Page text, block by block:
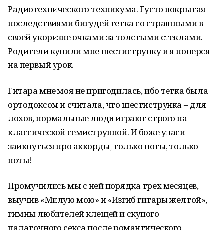
Радиотехнического техникума. Густо покрытая
последствиями бигудей тетка со страшными в
своей укоризне очками за толстыми стеклами.
Родители купили мне шестиструнку и я поперся
на первый урок.
Гитара мне моя не пригодилась, ибо тетка была
ортодоксом и считала, что шестиструнка – для
лохов, нормальные люди играют строго на
классической семиструнной. И боже упаси
заикнуться про аккорды, только ноты, только
ноты!
Промучились мы с ней порядка трех месяцев,
выучив «Милую мою» и «Изгиб гитары желтой»,
гимны любителей клещей и скупого
палаточного секса после романтического